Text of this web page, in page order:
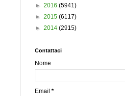
► 2016 (5941)
► 2015 (6117)
► 2014 (2915)
Contattaci
Nome
Email *